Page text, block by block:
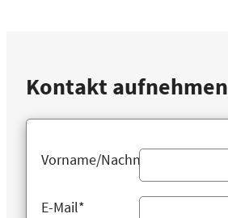
Kontakt aufnehmen
Vorname/Nachname
E-Mail*